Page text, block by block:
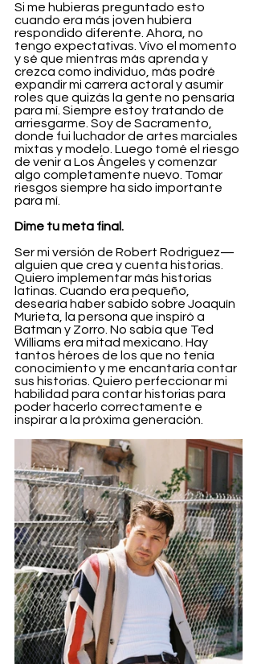
Si me hubieras preguntado esto
cuando era más joven hubiera
respondido diferente. Ahora, no
tengo expectativas. Vivo el momento
y sé que mientras más aprenda y
crezca como individuo, más podré
expandir mi carrera actoral y asumir
roles que quizás la gente no pensaría
para mí. Siempre estoy tratando de
arriesgarme. Soy de Sacramento,
donde fui luchador de artes marciales
mixtas y modelo. Luego tomé el riesgo
de venir a Los Ángeles y comenzar
algo completamente nuevo. Tomar
riesgos siempre ha sido importante
para mí.
Dime tu meta final.
Ser mi versión de Robert Rodriguez—
alguien que crea y cuenta historias.
Quiero implementar más historias
latinas. Cuando era pequeño,
desearía haber sabido sobre Joaquín
Murieta, la persona que inspiró a
Batman y Zorro. No sabía que Ted
Williams era mitad mexicano. Hay
tantos héroes de los que no tenía
conocimiento y me encantaría contar
sus historias. Quiero perfeccionar mi
habilidad para contar historias para
poder hacerlo correctamente e
inspirar a la próxima generación.